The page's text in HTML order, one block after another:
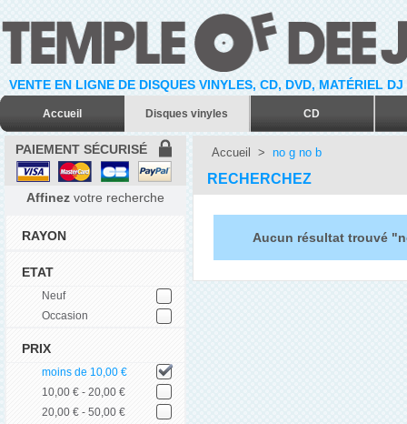
VENTE EN LIGNE DE DISQUES VINYLES, CD, DVD, MATÉRIEL
Accueil Disques vinyles CD
PAIEMENT SÉCURISÉ
Affinez votre recherche
RAYON
ETAT
Neuf
Occasion
PRIX
moins de 10,00 €
10,00 € - 20,00 €
20,00 € - 50,00 €
Accueil > no g no b
RECHERCHEZ
Aucun résultat trouvé